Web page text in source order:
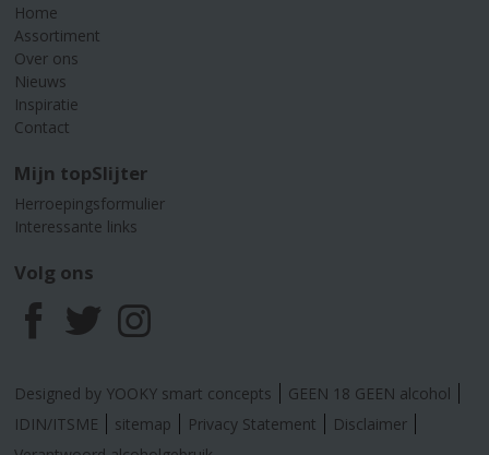
Home
Assortiment
Over ons
Nieuws
Inspiratie
Contact
Mijn topSlijter
Herroepingsformulier
Interessante links
Volg ons
F
a
c
T
w
i
I
n
s
Designed by YOOKY smart concepts
GEEN 18 GEEN alcohol
IDIN/ITSME
sitemap Privacy Statement
Disclaimer